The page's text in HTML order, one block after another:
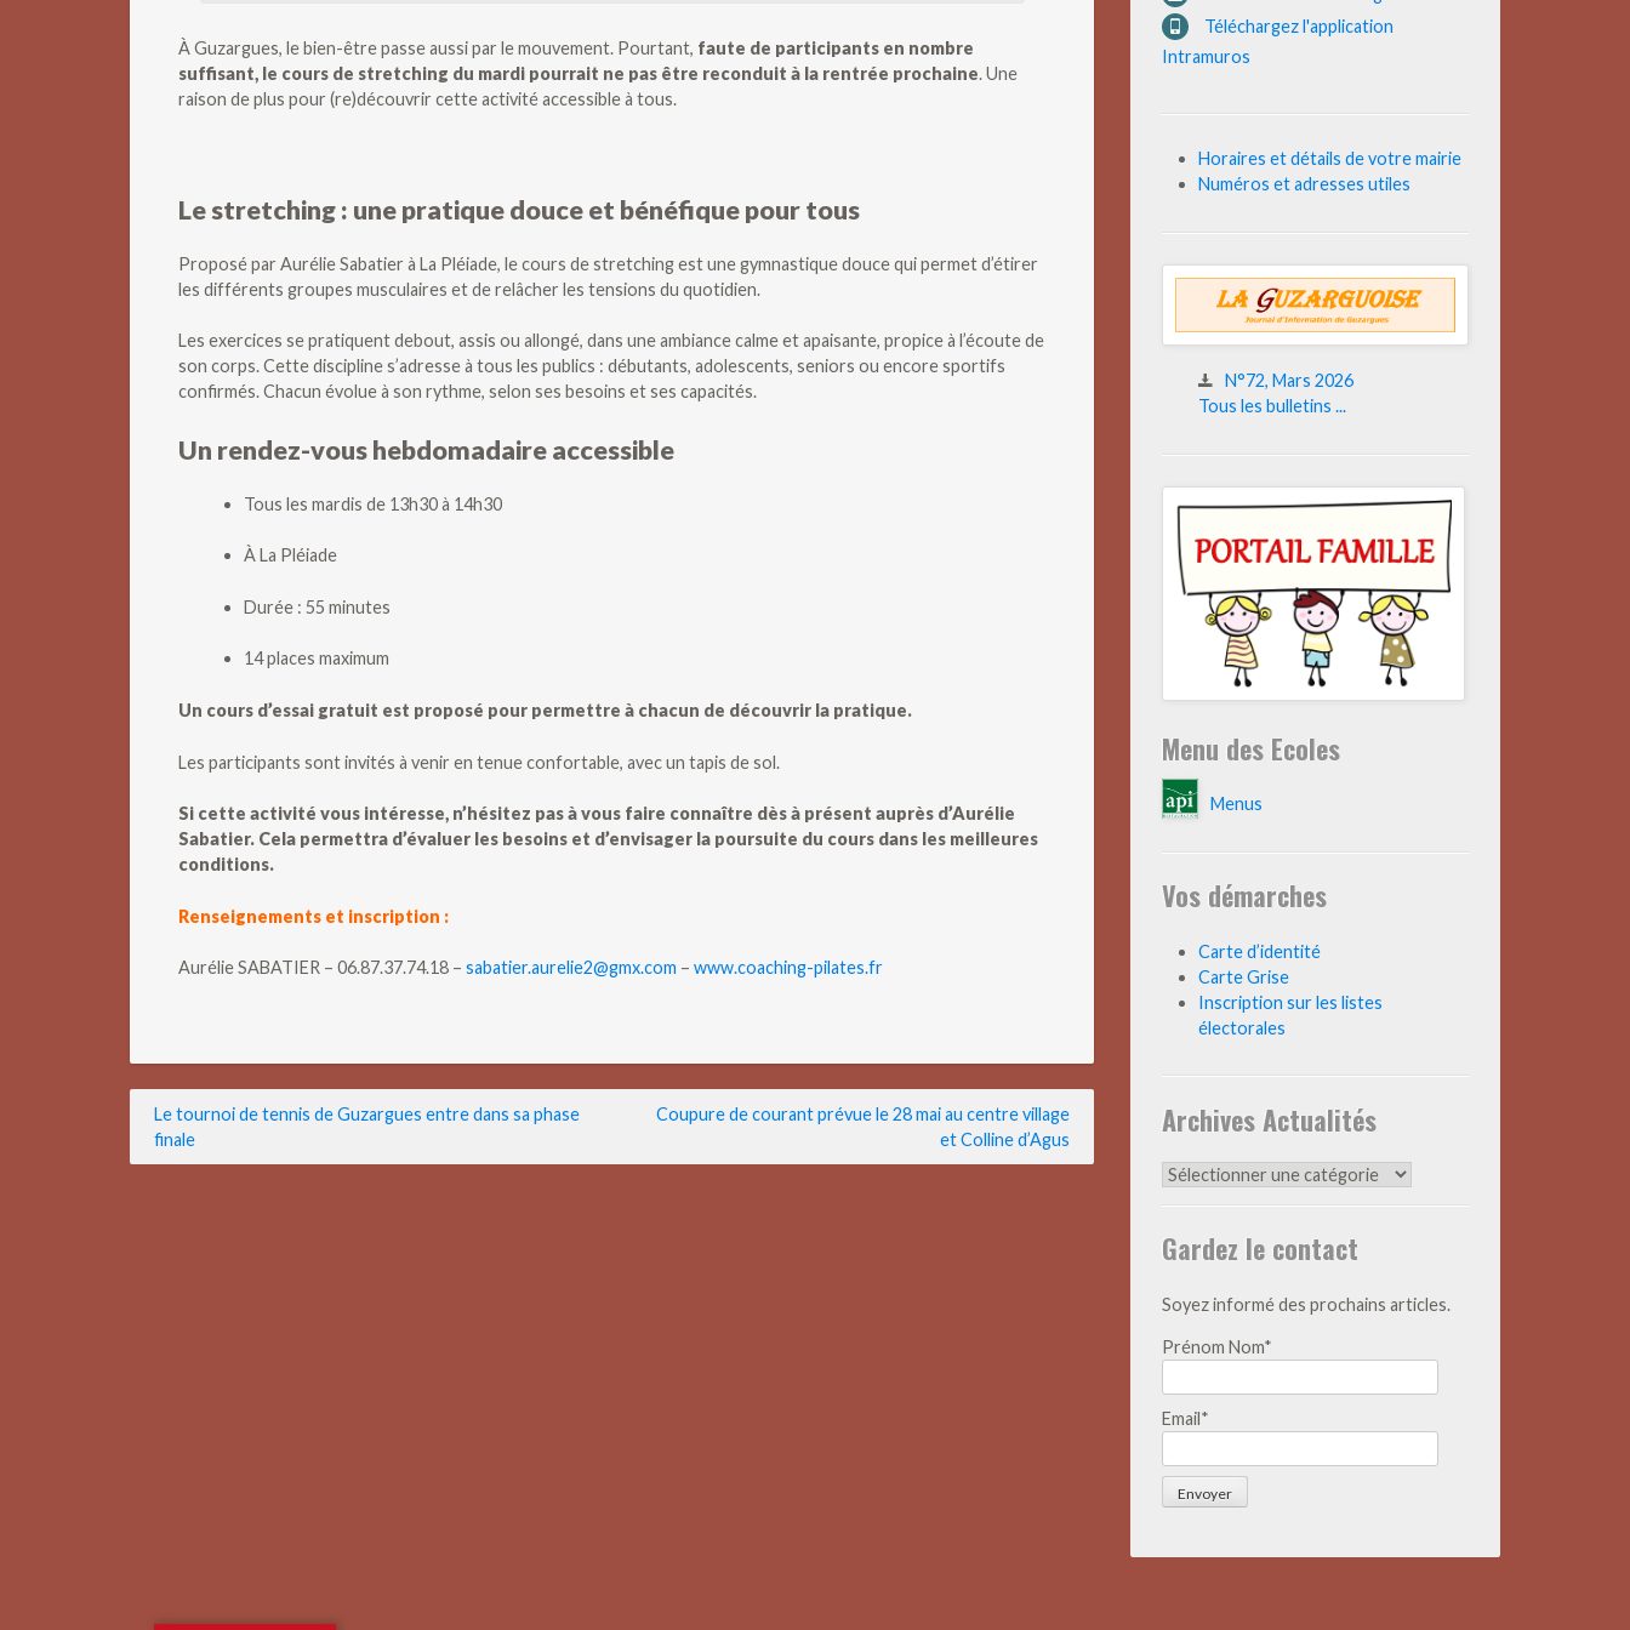
À Guzargues, le bien-être passe aussi par le mouvement. Pourtant, faute de participants en nombre
suffisant, le cours de stretching du mardi pourrait ne pas être reconduit à la rentrée prochaine. Une
raison de plus pour (re)découvrir cette activité accessible à tous.
Le stretching : une pratique douce et bénéfique pour tous
Proposé par Aurélie Sabatier à La Pléiade, le cours de stretching est une gymnastique douce qui permet d’étirer
les différents groupes musculaires et de relâcher les tensions du quotidien.
Les exercices se pratiquent debout, assis ou allongé, dans une ambiance calme et apaisante, propice à l’écoute de
son corps. Cette discipline s’adresse à tous les publics : débutants, adolescents, seniors ou encore sportifs
confirmés. Chacun évolue à son rythme, selon ses besoins et ses capacités.
Un rendez-vous hebdomadaire accessible
Tous les mardis de 13h30 à 14h30
À La Pléiade
Durée : 55 minutes
14 places maximum
Un cours d’essai gratuit est proposé pour permettre à chacun de découvrir la pratique.
Les participants sont invités à venir en tenue confortable, avec un tapis de sol.
Si cette activité vous intéresse, n’hésitez pas à vous faire connaître dès à présent auprès d’Aurélie
Sabatier. Cela permettra d’évaluer les besoins et d’envisager la poursuite du cours dans les meilleures
conditions.
Renseignements et inscription :
Aurélie SABATIER – 06.87.37.74.18 – sabatier.aurelie2@gmx.com – www.coaching-pilates.fr
Navigation
de
Le tournoi de tennis de Guzargues entre dans sa phase
finale
Coupure de courant prévue le 28 mai au centre village
et Colline d’Agus
Téléchargez l'application
Intramuros
Horaires et détails de votre mairie
Numéros et adresses utiles
N°72, Mars 2026
Tous les bulletins ...
Menu des Ecoles
Menus
Vos démarches
Carte d’identité
Carte Grise
Inscription sur les listes
électorales
Archives Actualités
Archives
Gardez le contact
Soyez informé des prochains articles.
Prénom Nom*
Email*